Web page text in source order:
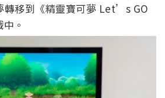
轉移到《精靈寶可夢 Let’s GO
。